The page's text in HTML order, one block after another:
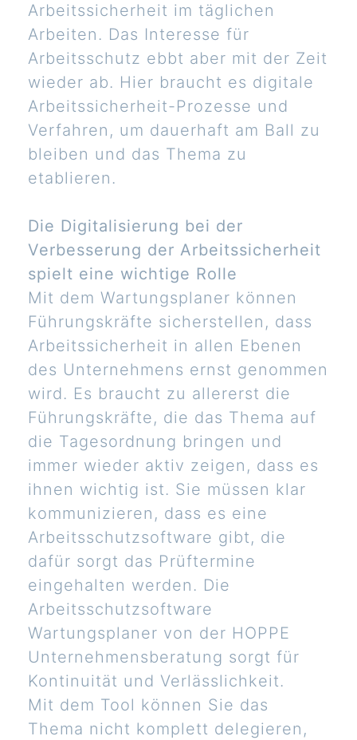
Arbeitssicherheit im täglichen
Arbeiten. Das Interesse für
Arbeitsschutz ebbt aber mit der Zeit
wieder ab. Hier braucht es digitale
Arbeitssicherheit-Prozesse und
Verfahren, um dauerhaft am Ball zu
bleiben und das Thema zu
etablieren.
Die Digitalisierung bei der
Verbesserung der Arbeitssicherheit
spielt eine wichtige Rolle
Mit dem Wartungsplaner können
Führungskräfte sicherstellen, dass
Arbeitssicherheit in allen Ebenen
des Unternehmens ernst genommen
wird. Es braucht zu allererst die
Führungskräfte, die das Thema auf
die Tagesordnung bringen und
immer wieder aktiv zeigen, dass es
ihnen wichtig ist. Sie müssen klar
kommunizieren, dass es eine
Arbeitsschutzsoftware gibt, die
dafür sorgt das Prüftermine
eingehalten werden. Die
Arbeitsschutzsoftware
Wartungsplaner von der HOPPE
Unternehmensberatung sorgt für
Kontinuität und Verlässlichkeit.
Mit dem Tool können Sie das
Thema nicht komplett delegieren,